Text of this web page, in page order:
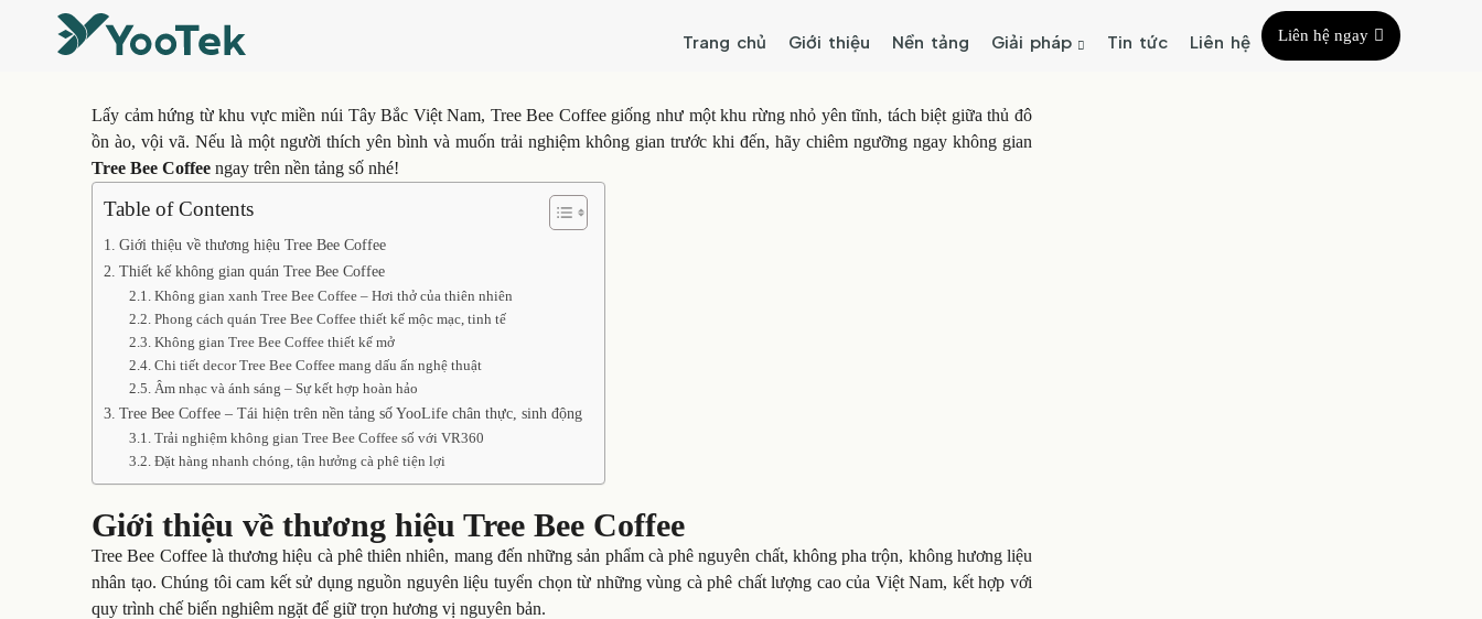
Trang chủ Giới thiệu Nền tảng Giải pháp Tin tức Liên hệ Liên hệ ngay
Lấy cảm hứng từ khu vực miền núi Tây Bắc Việt Nam, Tree Bee Coffee giống như một khu rừng nhỏ yên tĩnh, tách biệt giữa thủ đô
ồn ào, vội vã. Nếu là một người thích yên bình và muốn trải nghiệm không gian trước khi đến, hãy chiêm ngưỡng ngay không gian
Tree Bee Coffee ngay trên nền tảng số nhé!
Table of Contents
Giới thiệu về thương hiệu Tree Bee Coffee
Thiết kế không gian quán Tree Bee Coffee
Không gian xanh Tree Bee Coffee – Hơi thở của thiên nhiên
Phong cách quán Tree Bee Coffee thiết kế mộc mạc, tinh tế
Không gian Tree Bee Coffee thiết kế mở
Chi tiết decor Tree Bee Coffee mang dấu ấn nghệ thuật
Âm nhạc và ánh sáng – Sự kết hợp hoàn hảo
Tree Bee Coffee – Tái hiện trên nền tảng số YooLife chân thực, sinh động
Trải nghiệm không gian Tree Bee Coffee số với VR360
Đặt hàng nhanh chóng, tận hưởng cà phê tiện lợi
Giới thiệu về thương hiệu Tree Bee Coffee
Tree Bee Coffee là thương hiệu cà phê thiên nhiên, mang đến những sản phẩm cà phê nguyên chất, không pha trộn, không hương liệu
nhân tạo. Chúng tôi cam kết sử dụng nguồn nguyên liệu tuyển chọn từ những vùng cà phê chất lượng cao của Việt Nam, kết hợp với
quy trình chế biến nghiêm ngặt để giữ trọn hương vị nguyên bản.